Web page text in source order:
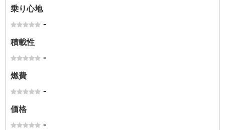
乗り心地
-
積載性
-
燃費
-
価格
-